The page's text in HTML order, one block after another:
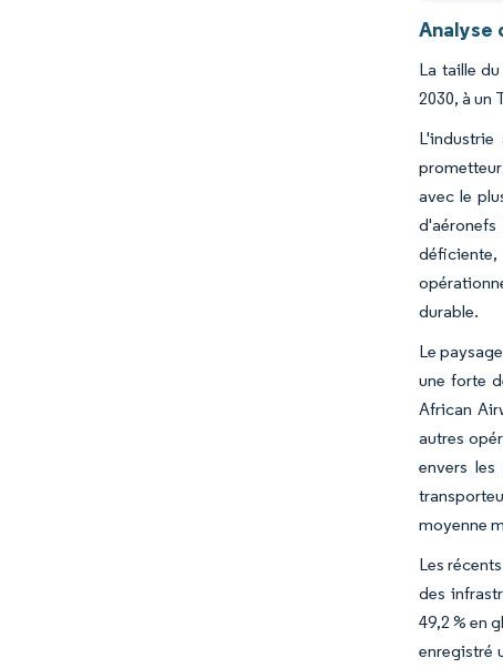
Analyse
La taille
2030, à un
avec le
durable.
Le
une forte
African
autres
envers
moyenne
Les
des
49,2 % en
enregistré